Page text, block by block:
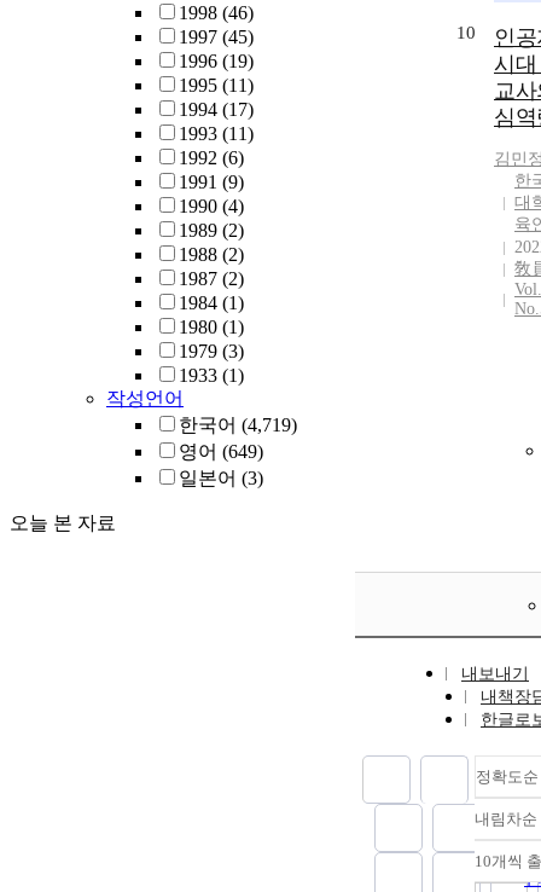
1998 (46)
1997 (45)
1996 (19)
1995 (11)
1994 (17)
1993 (11)
1992 (6)
1991 (9)
1990 (4)
1989 (2)
1988 (2)
1987 (2)
1984 (1)
1980 (1)
1979 (3)
1933 (1)
작성언어
한국어 (4,719)
영어 (649)
일본어 (3)
오늘 본 자료
10
인
시대
교
심역
김민
한
대
육
敎
내보내기
내책장
한글로
정확도순
내림차순
10개씩